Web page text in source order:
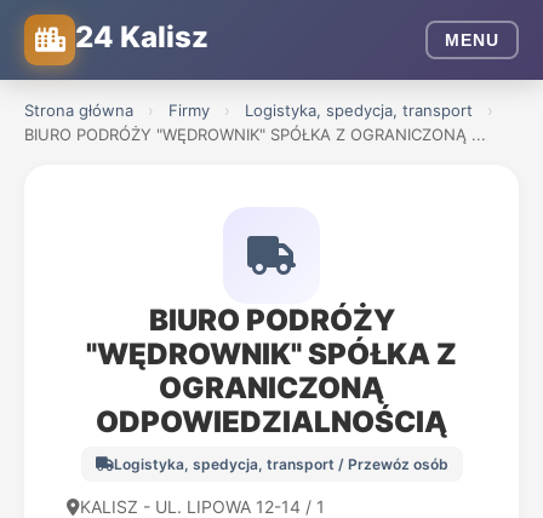
24 Kalisz MENU
Strona główna › Firmy › Logistyka, spedycja, transport
›
BIURO PODRÓŻY "WĘDROWNIK" SPÓŁKA Z OGRANICZONĄ ...
BIURO PODRÓŻY
"WĘDROWNIK" SPÓŁKA Z
OGRANICZONĄ
ODPOWIEDZIALNOŚCIĄ
Logistyka, spedycja, transport / Przewóz osób
KALISZ - UL. LIPOWA 12-14 / 1